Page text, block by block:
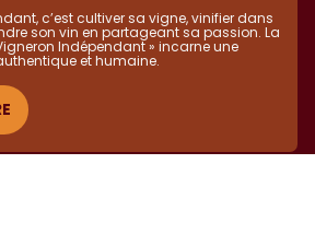
c’est cultiver sa vigne, vinifier dans
son vin en partageant sa passion. La
Indépendant » incarne une
et humaine.​